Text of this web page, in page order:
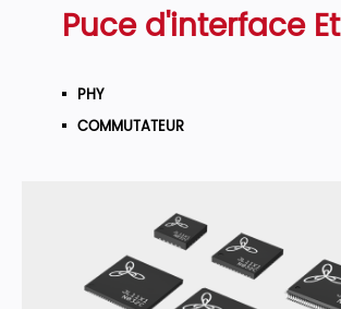
Puce d'interface
PHY
COMMUTATEUR